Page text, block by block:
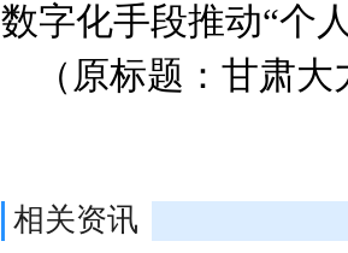
数字化手段推动“个
（原标题：甘肃
相关资讯